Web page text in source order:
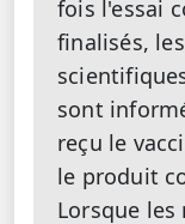
fois l'essai
finalisés,
sont
reçu le
le produit
Lorsque